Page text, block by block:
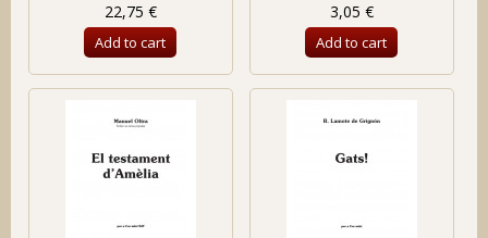
22,75 €
Add to cart
3,05 €
Add to cart